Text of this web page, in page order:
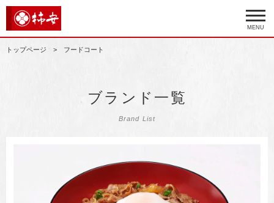
MENU
トップページ フードコート
ブランド一覧
Brand List